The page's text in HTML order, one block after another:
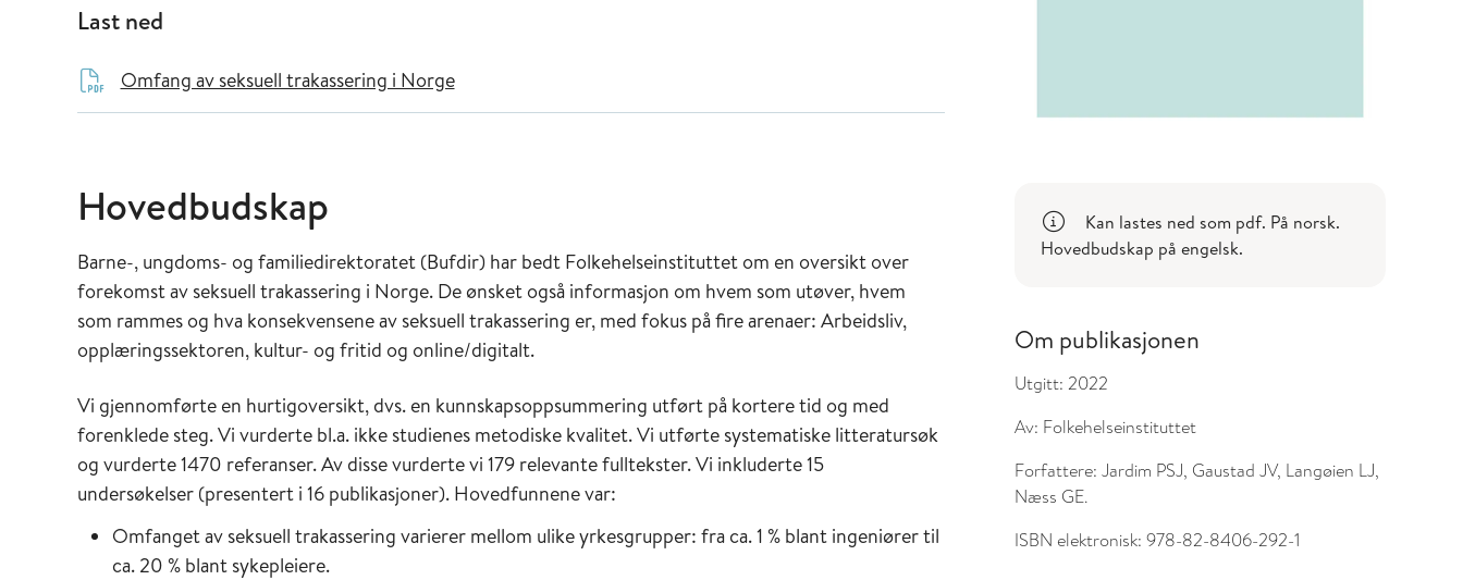
Last ned
Omfang av seksuell trakassering i Norge
Hovedbudskap
Barne-, ungdoms- og familiedirektoratet (Bufdir) har bedt Folkehelseinstituttet om en oversikt over
forekomst av seksuell trakassering i Norge. De ønsket også informasjon om hvem som utøver, hvem
som rammes og hva konsekvensene av seksuell trakassering er, med fokus på fire arenaer: Arbeidsliv,
opplæringssektoren, kultur- og fritid og online/digitalt.
Vi gjennomførte en hurtigoversikt, dvs. en kunnskapsoppsummering utført på kortere tid og med
forenklede steg. Vi vurderte bl.a. ikke studienes metodiske kvalitet. Vi utførte systematiske litteratursøk
og vurderte 1470 referanser. Av disse vurderte vi 179 relevante fulltekster. Vi inkluderte 15
undersøkelser (presentert i 16 publikasjoner). Hovedfunnene var:
Omfanget av seksuell trakassering varierer mellom ulike yrkesgrupper: fra ca. 1 % blant ingeniører til
ca. 20 % blant sykepleiere.
Kan lastes ned som pdf. På norsk.
Hovedbudskap på engelsk.
Om publikasjonen
Utgitt: 2022
Av: Folkehelseinstituttet
Forfattere: Jardim PSJ, Gaustad JV, Langøien LJ,
Næss GE.
ISBN elektronisk: 978-82-8406-292-1